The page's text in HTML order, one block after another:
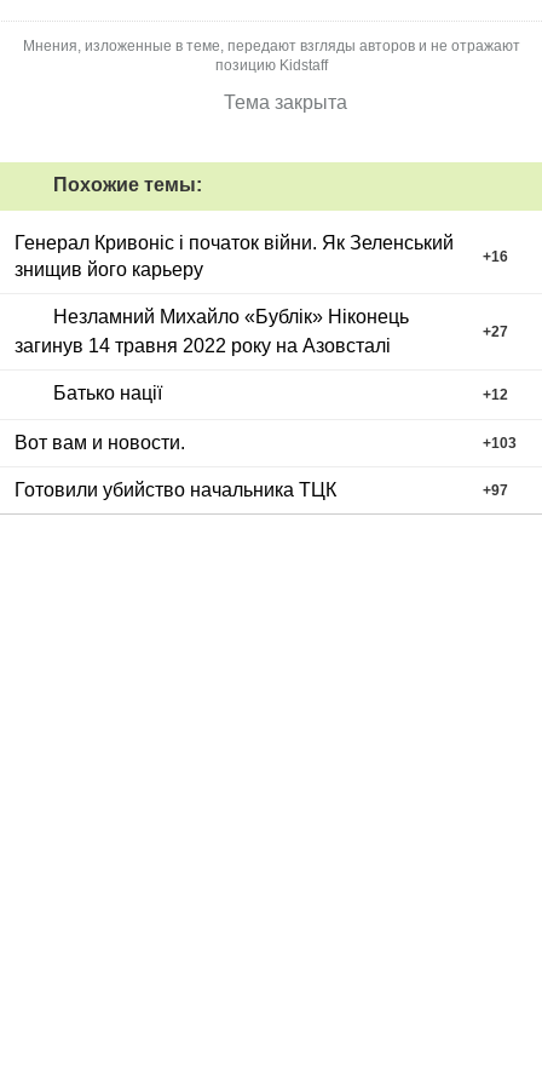
Мнения, изложенные в теме, передают взгляды авторов и не отражают
позицию Kidstaff
Тема закрыта
Похожие темы:
Генерал Кривоніс і початок війни. Як Зеленський
знищив його карьеру
+16
Незламний Михайло «Бублік» Ніконець
загинув 14 травня 2022 року на Азовсталі
+27
Батько нації +12
Вот вам и новости. +103
Готовили убийство начальника ТЦК +97